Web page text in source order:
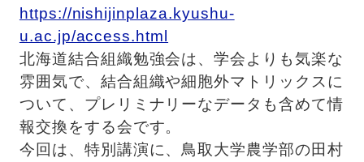
https://nishijinplaza.kyushu-
u.ac.jp/access.html
北海道結合組織勉強会は、学会よりも気楽な
雰囲気で、結合組織や細胞外マトリックスに
ついて、プレリミナリーなデータも含めて情
報交換をする会です。
今回は、特別講演に、鳥取大学農学部の田村